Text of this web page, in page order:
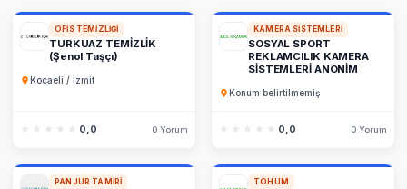
OFIS TEMIZLIĞI
TURKUAZ TEMİZLİK
(Şenol Taşçı)
Kocaeli / İzmit
★★★★★
★★★★★ 0,0 0 Yorum
KAMERA SISTEMLERI
SOSYAL SPORT
REKLAMCILIK KAMERA
SİSTEMLERİ ANONİM
Konum belirtilmemiş
★★★★★
★★★★★ 0,0 0 Yorum
PANJUR TAMIRI TOHUM